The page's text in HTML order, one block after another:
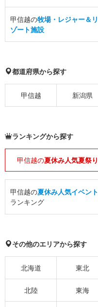
甲信越の牧場・レジャー＆リ
ゾート施設
都道府県から探す
甲信越 新潟県
ランキングから探す
甲信越の夏休み人気夏祭り
甲信越の夏休み人気イベント
ランキング
その他のエリアから探す
北海道 東北
北陸 東海